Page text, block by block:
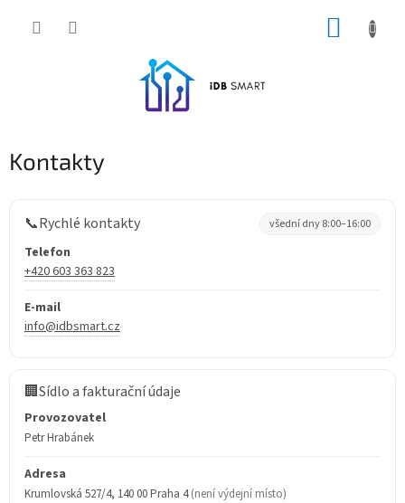
Kontakty
📞Rychlé kontakty všední dny 8:00–16:00
Telefon
+420 603 363 823
E-mail
info@idbsmart.cz
🏢Sídlo a fakturační údaje
Provozovatel
Petr Hrabánek
Adresa
Krumlovská 527/4, 140 00 Praha 4(není výdejní místo)